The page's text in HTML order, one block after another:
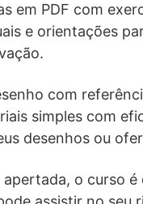
em PDF com
e orientações
com
simples com
desenhos ou
apertada, o curso